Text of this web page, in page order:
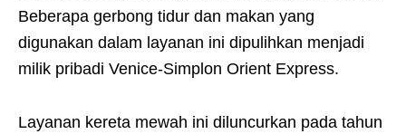
Beberapa gerbong tidur dan makan yang
digunakan dalam layanan ini dipulihkan menjadi
milik pribadi Venice-Simplon Orient Express.
Layanan kereta mewah ini diluncurkan pada tahun